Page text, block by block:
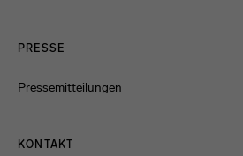
PRESSE
Pressemitteilungen
KONTAKT